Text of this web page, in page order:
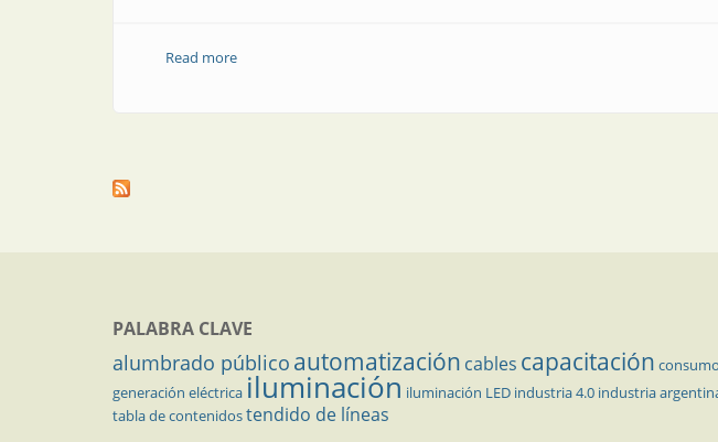
Read moreabout Protección contra sobretensiones | Protección contra descargas
PALABRA CLAVE
alumbrado público automatización cables capacitación
generación eléctrica iluminación iluminación LED industria 4.0 industria
tabla de contenidostendido de líneas